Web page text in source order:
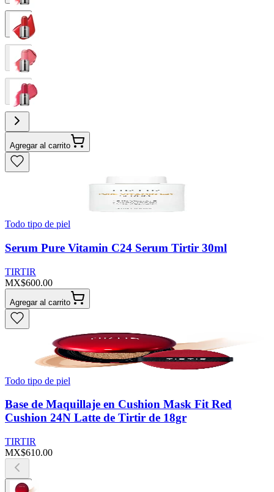
Agregar al carrito
Todo tipo de piel
Serum Pure Vitamin C24 Serum Tirtir 30ml
TIRTIR
MX$600.00
Agregar al carrito
Todo tipo de piel
Base de Maquillaje en Cushion Mask Fit Red
Cushion 24N Latte de Tirtir de 18gr
TIRTIR
MX$610.00